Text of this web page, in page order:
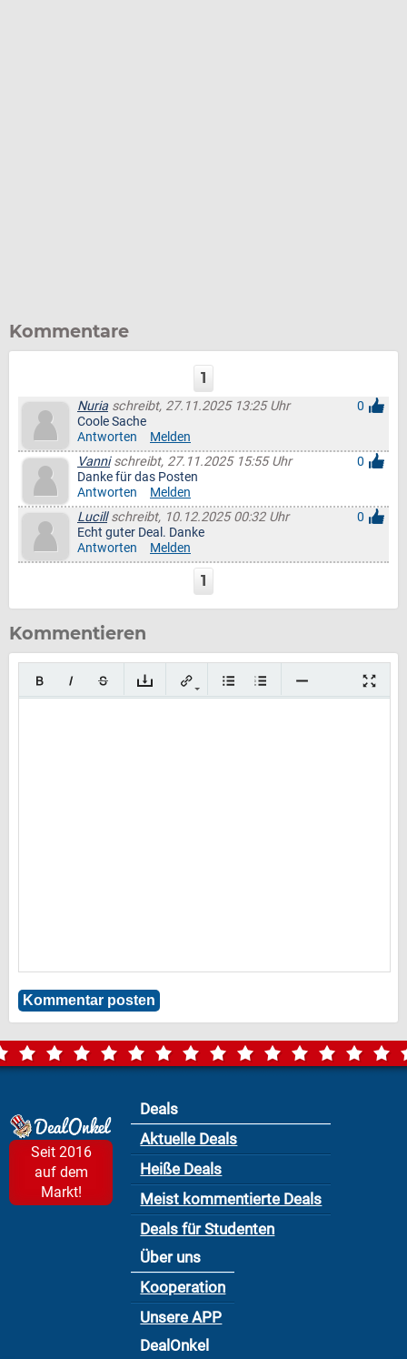
Kommentare
1
Nuria schreibt, 27.11.2025 13:25 Uhr
0
Coole Sache
Antworten
Melden
Vannischreibt, 27.11.2025 15:55 Uhr
0
Danke für das Posten
Antworten
Melden
Lucillschreibt, 10.12.2025 00:32 Uhr
0
Echt guter Deal. Danke
Antworten
Melden
1
Kommentieren
Seit 2016
auf dem
Markt!
Deals
Aktuelle Deals
Heiße Deals
Meist kommentierte Deals
Deals für Studenten
Über uns
Kooperation
Unsere APP
DealOnkel